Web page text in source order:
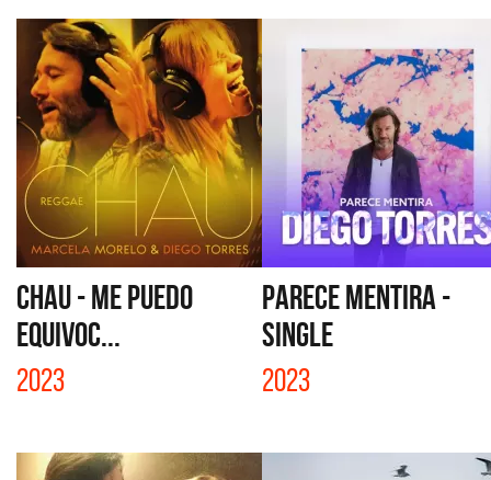
CHAU - ME PUEDO
EQUIVOC...
2023
PARECE MENTIRA -
SINGLE
2023